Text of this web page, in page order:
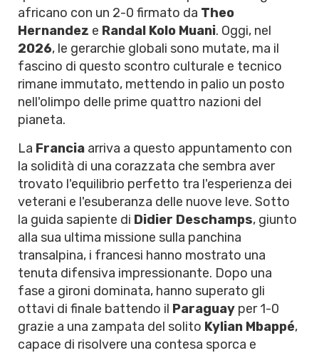
africano con un 2-0 firmato da Theo
Hernandez e Randal Kolo Muani. Oggi, nel
2026, le gerarchie globali sono mutate, ma il
fascino di questo scontro culturale e tecnico
rimane immutato, mettendo in palio un posto
nell'olimpo delle prime quattro nazioni del
pianeta.
La Francia arriva a questo appuntamento con
la solidità di una corazzata che sembra aver
trovato l'equilibrio perfetto tra l'esperienza dei
veterani e l'esuberanza delle nuove leve. Sotto
la guida sapiente di Didier Deschamps, giunto
alla sua ultima missione sulla panchina
transalpina, i francesi hanno mostrato una
tenuta difensiva impressionante. Dopo una
fase a gironi dominata, hanno superato gli
ottavi di finale battendo il Paraguay per 1-0
grazie a una zampata del solito Kylian Mbappé,
capace di risolvere una contesa sporca e